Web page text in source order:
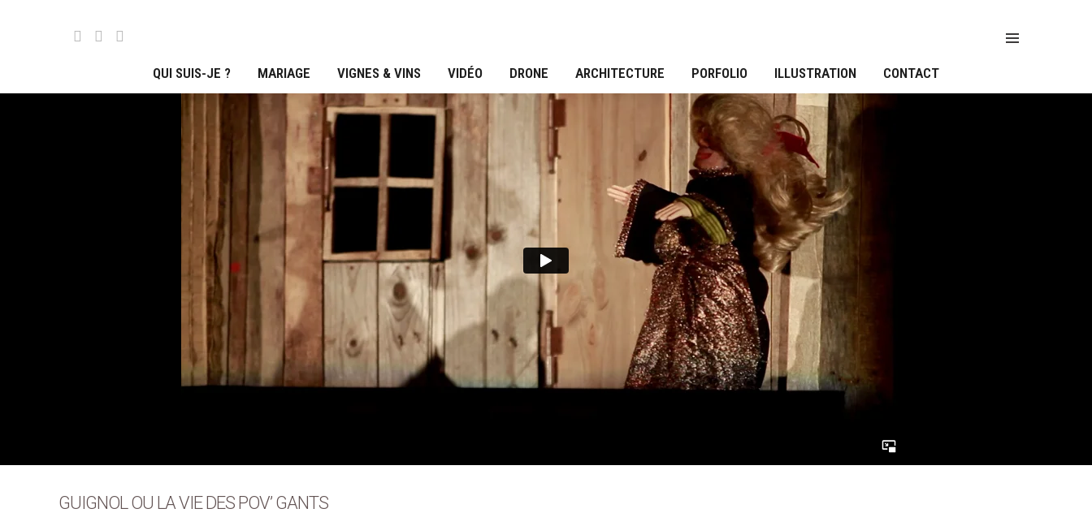
QUI SUIS-JE ? MARIAGE VIGNES & VINS VIDÉO DRONE ARCHITECTURE PORFOLIO ILLUSTRATION CONTACT
GUIGNOL OU LA VIE DES POV’ GANTS